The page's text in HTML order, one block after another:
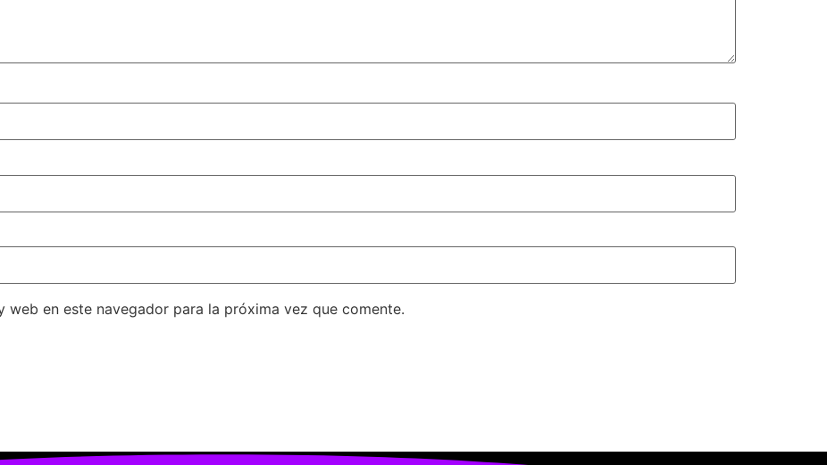
en este navegador para la próxima vez que comente.